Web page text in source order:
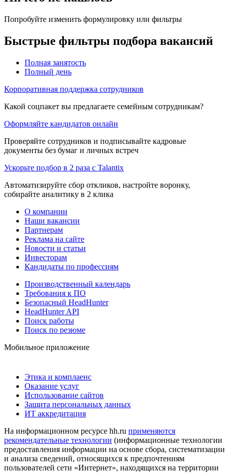
Попробуйте изменить формулировку или фильтры
Быстрые фильтры подбора вакансий
Полная занятость
Полный день
Корпоративная поддержка сотрудников
Какой соцпакет вы предлагаете семейным сотрудникам?
Оформляйте кандидатов онлайн
Проверяйте сотрудников и подписывайте кадровые
документы без бумаг и личных встреч
Ускорьте подбор в 2 раза с Talantix
Автоматизируйте сбор откликов, настройте воронку,
собирайте аналитику в 2 клика
О компании
Наши вакансии
Партнерам
Реклама на сайте
Новости и статьи
Инвесторам
Кандидаты по профессиям
Производственный календарь
Требования к ПО
Безопасный HeadHunter
HeadHunter API
Поиск работы
Поиск по резюме
Мобильное приложение
Этика и комплаенс
Оказание услуг
Использование сайтов
Защита персональных данных
ИТ аккредитация
На информационном ресурсе hh.ru применяются
рекомендательные технологии (информационные технологии
предоставления информации на основе сбора, систематизации
и анализа сведений, относящихся к предпочтениям
пользователей сети «Интернет», находящихся на территории